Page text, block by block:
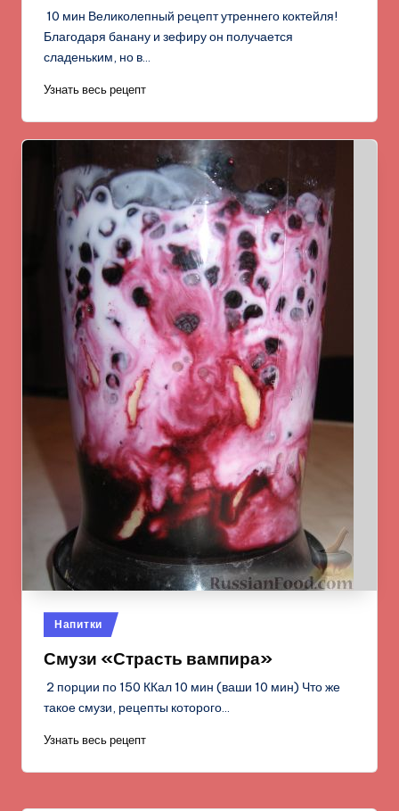
10 мин Великолепный рецепт утреннего коктейля!
Благодаря банану и зефиру он получается
сладеньким, но в…
Узнать весь рецепт
Опубликовано
в
Напитки
Смузи «Страсть вампира»
2 порции по 150 ККал 10 мин (ваши 10 мин) Что же
такое смузи, рецепты которого…
Узнать весь рецепт